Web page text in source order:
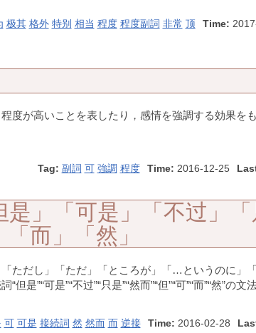
极其 格外 特别 相当 程度 程度副詞 非常 顶 Time:
度が高いことを表したり，感情を強調する効果を
Tag: 副詞 可 強調 程度 Time: 2016-12-25
」「可是」「不过」「
而」「然」
「ただし」「ただ」「ところが」「…というのに
”“可是”“不过”“只是”“然而”“但”“可”“而”“然”の文
可 可是 接続詞 然 然而 而 逆接 Time: 2016-02-28